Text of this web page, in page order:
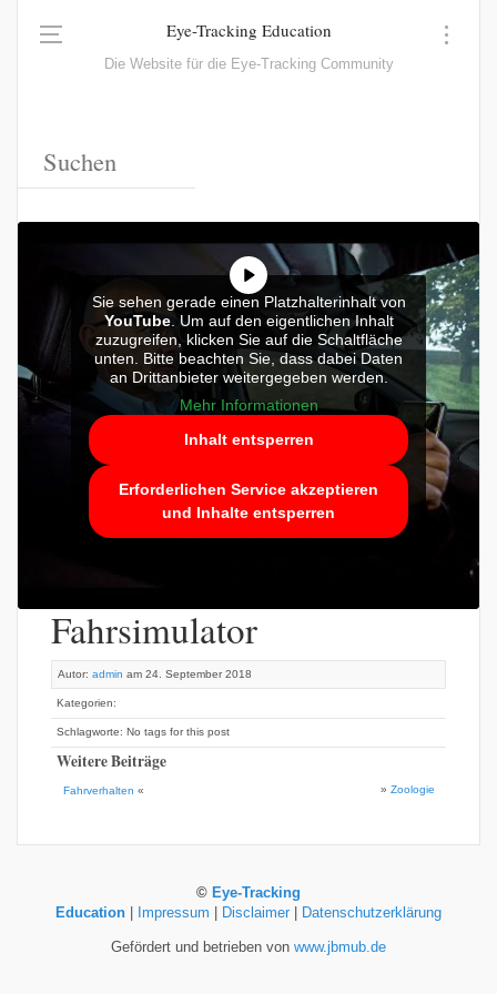
Eye-Tracking Education
Die Website für die Eye-Tracking Community
Sie sehen gerade einen Platzhalterinhalt von
YouTube. Um auf den eigentlichen Inhalt
zuzugreifen, klicken Sie auf die Schaltfläche
unten. Bitte beachten Sie, dass dabei Daten
an Drittanbieter weitergegeben werden.
Mehr Informationen
Inhalt entsperren
Erforderlichen Service akzeptieren
und Inhalte entsperren
Fahrsimulator
Autor: admin am 24. September 2018
Kategorien:
Schlagworte: No tags for this post
Weitere Beiträge
Fahrverhalten « » Zoologie
© Eye-Tracking
Education
Impressum Disclaimer Datenschutzerklärung
Gefördert und betrieben von www.jbmub.de